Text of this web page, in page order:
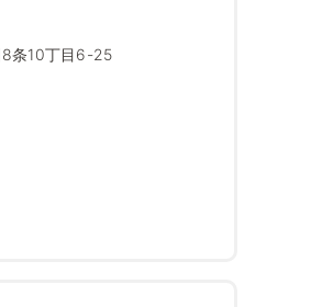
8条10丁目6-25